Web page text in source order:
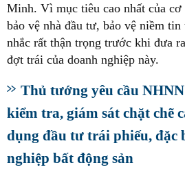
Minh. Vì mục tiêu cao nhất của cơ
bảo vệ nhà đầu tư, bảo vệ niềm
nhắc rất thận trọng trước khi đưa
đợt trái của doanh nghiệp này.
Thủ tướng yêu cầu
kiểm tra, giám sát chặt chẽ
dụng đầu tư trái phiếu, đặc
nghiệp bất động sản